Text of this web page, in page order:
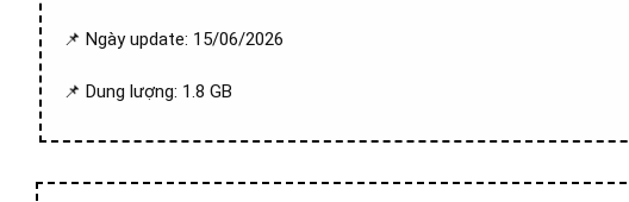
📌 Ngày update: 15/06/2026
📌 Dung lượng: 1.8 GB